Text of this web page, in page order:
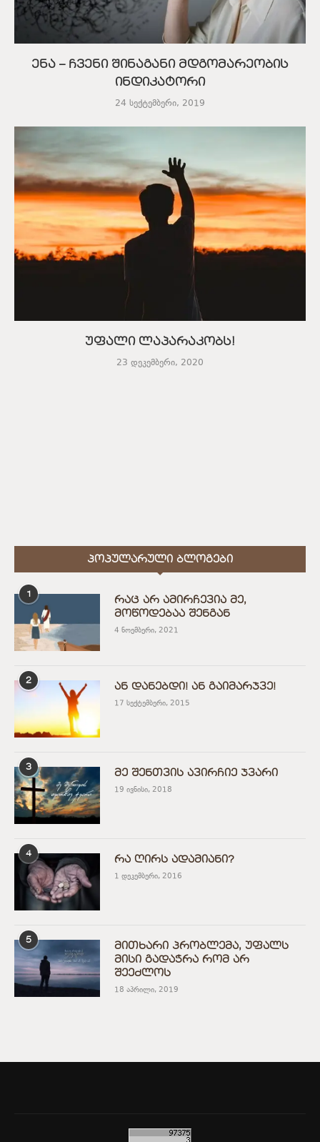
ენა – ჩვენი შინაგანი მდგომარეობის
ინდიკატორი
24 სექტემბერი, 2019
უფალი ლაპარაკობს!
23 დეკემბერი, 2020
ᲞᲝᲞᲣᲚᲐᲠᲣᲚᲘ ᲑᲚᲝᲒᲔᲑᲘ
1
რაც არ ამირჩევია მე,
მოწოდებაა შენგან
4 ნოემბერი, 2021
2
ან დანებდი! ან გაიმარჯვე!
17 სექტემბერი, 2015
3
მე შენთვის ავირჩიე ჯვარი
19 ივნისი, 2018
4
რა ღირს ადამიანი?
1 დეკემბერი, 2016
5
მითხარი პრობლემა, უფალს
მისი გადაჭრა რომ არ
შეეძლოს
18 აპრილი, 2019